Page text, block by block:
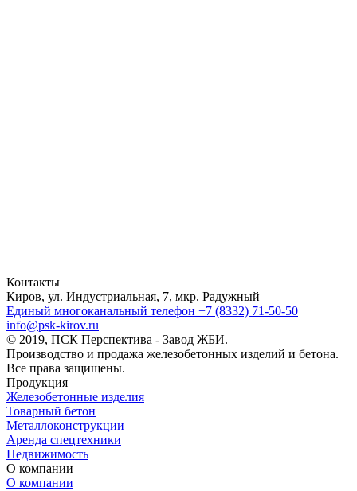
Контакты
Киров, ул. Индустриальная, 7, мкр. Радужный
Единый многоканальный телефон +7 (8332) 71-50-50
info@psk-kirov.ru
© 2019, ПСК Перспектива - Завод ЖБИ.
Производство и продажа железобетонных изделий и бетона.
Все права защищены.
Продукция
Железобетонные изделия
Товарный бетон
Металлоконструкции
Аренда спецтехники
Недвижимость
О компании
О компании